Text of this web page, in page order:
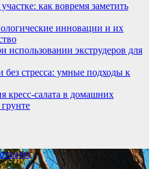
как вовремя заметить
инновации и их
экструдеров для
стресса: умные подходы к
кресс-салата в домашних